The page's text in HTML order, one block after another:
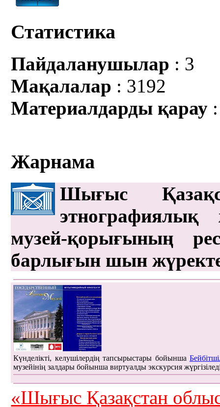
Статистика
Пайдаланушылар : 3
Мақалалар : 3192
Материалдарды қарау
Жарнама
Шығыс
этнографиялық
музей-қорығының
барлығын шын
Күнделікті, келушілердің тапсырыстары бойынша
музейінің залдары бойынша виртуалды экскурсия
«Шығыс Қазақстан